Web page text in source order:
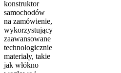
konstruktor
samochodów
na zamówienie,
wykorzystujący
zaawansowane
technologicznie
materiały, takie
jak włókno